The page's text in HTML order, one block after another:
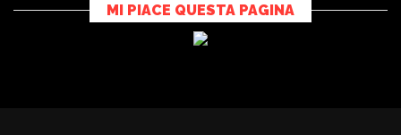
MI PIACE QUESTA PAGINA